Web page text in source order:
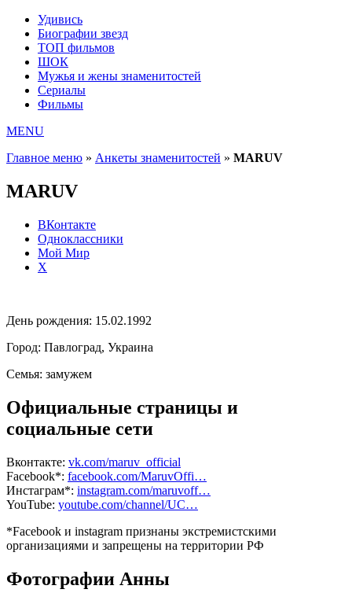
Удивись
Биографии звезд
ТОП фильмов
ШОК
Мужья и жены знаменитостей
Сериалы
Фильмы
MENU
Главное меню » Анкеты знаменитостей » MARUV
MARUV
ВКонтакте
Одноклассники
Мой Мир
X
День рождения: 15.02.1992
Город: Павлоград, Украина
Семья: замужем
Официальные страницы и
социальные сети
Вконтакте: vk.com/maruv_official
Facebook*: facebook.com/MaruvOffi…
Инстаграм*: instagram.com/maruvoff…
YouTube: youtube.com/channel/UC…
*Facebook и instagram признаны экстремистскими
организациями и запрещены на территории РФ
Фотографии Анны